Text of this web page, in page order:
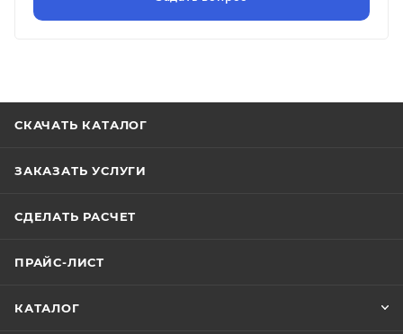
СКАЧАТЬ КАТАЛОГ
ЗАКАЗАТЬ УСЛУГИ
СДЕЛАТЬ РАСЧЕТ
ПРАЙС-ЛИСТ
КАТАЛОГ